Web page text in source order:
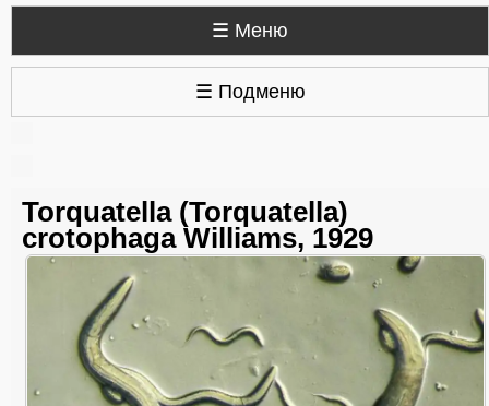
☰ Меню
☰ Подменю
Torquatella (Torquatella)
crotophaga Williams, 1929